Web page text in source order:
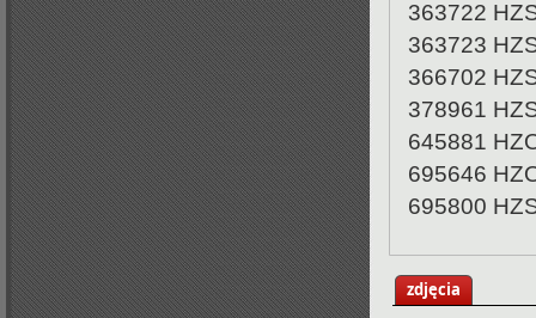
363722
363723
366702
378961
645881
695646
695800
zdjęcia